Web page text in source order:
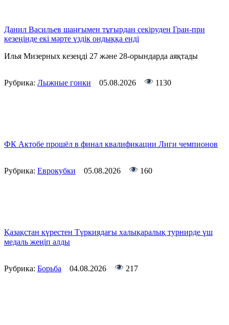
Данил Васильев шаңғымен тұғырдан секіруден Гран-при
кезеңінде екі мәрте үздік ондыққа енді
Илья Мизерных кезеңді 27 және 28-орындарда аяқтады
Рубрика: Лыжные гонки 05.08.2026 1130
ФК Актобе прошёл в финал квалификации Лиги чемпионов
Рубрика: Еврокубки 05.08.2026 160
Қазақстан күрестен Түркиядағы халықаралық турнирде үш
медаль жеңіп алды
Рубрика: Борьба 04.08.2026 217